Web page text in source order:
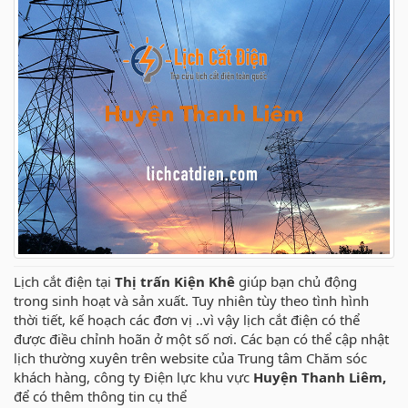
Lịch cắt điện tại Thị trấn Kiện Khê giúp bạn chủ động
trong sinh hoạt và sản xuất. Tuy nhiên tùy theo tình hình
thời tiết, kế hoạch các đơn vị ..vì vậy lịch cắt điện có thể
được điều chỉnh hoãn ở một số nơi. Các bạn có thể cập nhật
lịch thường xuyên trên website của Trung tâm Chăm sóc
khách hàng, công ty Điện lực khu vực Huyện Thanh Liêm,
để có thêm thông tin cụ thể